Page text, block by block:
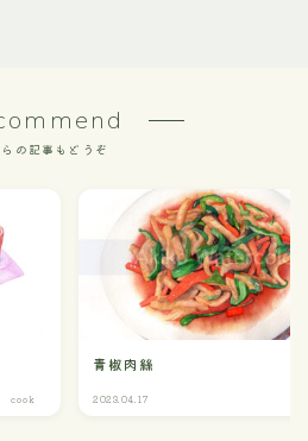
らの記事もどうぞ
cook
青椒肉絲
2023.04.17